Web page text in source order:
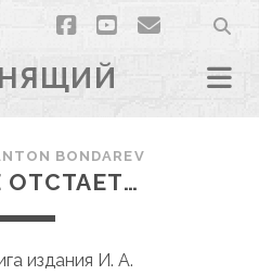
facebook
youtubeemail
BONDAREV
ОТСТАЕТ…
издания И. А.